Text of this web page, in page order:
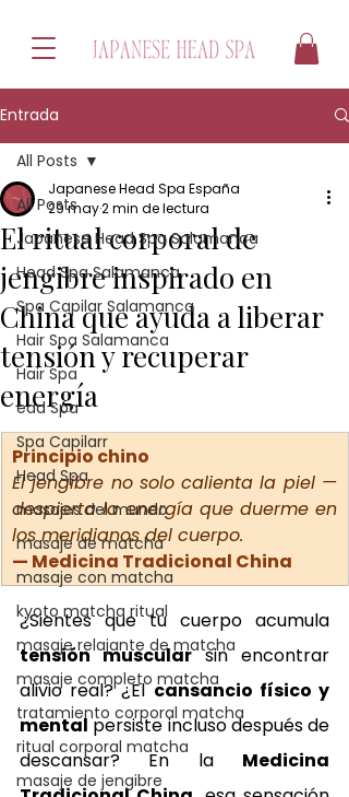
Entrada
All Posts
Japanese Head Spa Salamanca
Head Spa Salamanca
Spa Capilar Salamanca
Hair Spa Salamanca
Hair Spa
ead Spa
Spa Capilarr
Head Spa
masajes del mundo
masaje de matcha
masaje con matcha
kyoto matcha ritual
masaje relajante de matcha
masaje completo matcha
tratamiento corporal matcha
ritual corporal matcha
masaje de jengibre
All Posts
El ritual corporal de
jengibre inspirado en
China que ayuda a liberar
tensión y recuperar
energía
Japanese Head Spa España
29 may2 min de lectura
Principio chino
El jengibre no solo calienta la piel —
despierta la energía que duerme en
los meridianos del cuerpo.
— Medicina Tradicional China
tensión muscular sin encontrar
alivio real? ¿El cansancio físico y
mental persiste incluso después de
descansar? En la Medicina